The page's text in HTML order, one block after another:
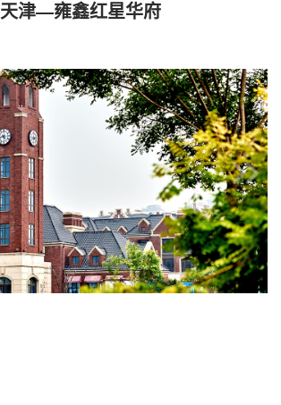
天津—雍鑫红星华府